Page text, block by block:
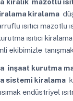
kiralama
ısıtıcı mazotlu
ısıtıcı kiralama
ekibimizle tanışmak
inşaat kurutma
sistemi kiralama
endüstriyel